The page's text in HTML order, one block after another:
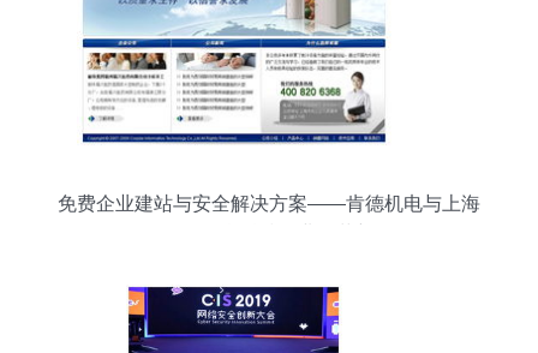
免费企业建站与安全解决方案——肯德机电与上海